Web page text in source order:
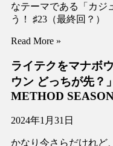
なテーマである「カジ
う！ ♯23（最終回？）
Read More »
ライテクをマナボ
ウン どっちが先
METHOD
2024年1月31日
かなり今さらだけれど